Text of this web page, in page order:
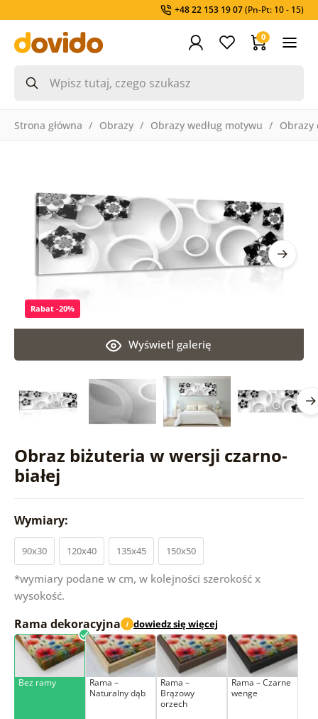
+48 22 153 19 07(Pn-Pt: 10 - 15)
0
Strona główna Obrazy Obrazy według motywu Obrazy
Obraz biżuteria w wersji czarno-
białej
Wyświetl galerię
Rabat -20%
Wymiary:
90x30 120x40 135x45 150x50
*wymiary podane w cm, w kolejności szerokość x
wysokość.
Rama dekoracyjna i dowiedz się więcej
Bez ramy
Rama –
Naturalny dąb
Rama –
Brązowy
orzech
Rama – Czarne
wenge